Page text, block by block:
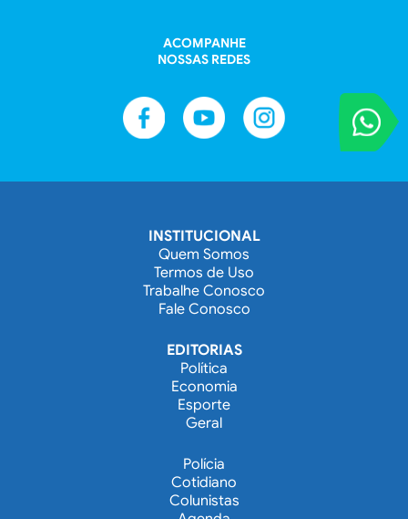
VOCÊ
Entre em
ACOMPANHE
NOSSAS REDES
INSTITUCIONAL
Quem Somos
Termos de Uso
Trabalhe Conosco
Fale Conosco
EDITORIAS
Política
Economia
Esporte
Geral
Polícia
Cotidiano
Colunistas